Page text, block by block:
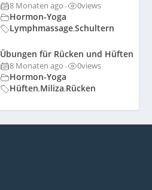
8 Monaten ago • 0views
Hormon-Yoga
Lymphmassage,Schultern
Übungen für Rücken und Hüften
8 Monaten ago • 0views
Hormon-Yoga
Hüften,Miliza,Rücken